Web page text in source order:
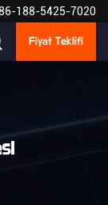
188-5425-7020
Fiyat Teklifi